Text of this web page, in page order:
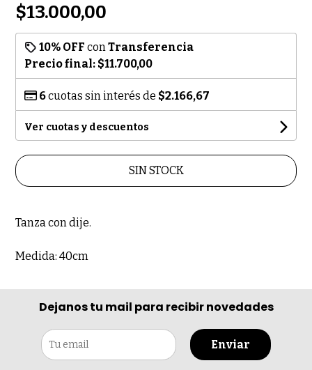
$13.000,00
10% OFF conTransferencia
Precio final: $11.700,00
6cuotas sin interés de $2.166,67
Ver cuotas y descuentos
SIN STOCK
Tanza con dije.
Medida: 40cm
Dejanos tu mail para recibir novedades
Enviar